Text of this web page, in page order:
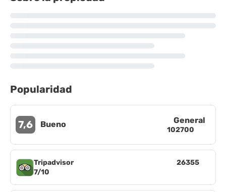
Popularidad
7,6 Bueno General
102700
Tripadvisor
7/10
26355